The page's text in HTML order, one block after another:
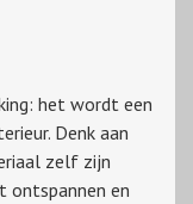
het wordt een
Denk aan
zelf zijn
ontspannen en